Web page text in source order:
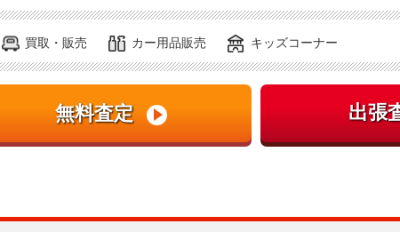
買取・販売 カー用品販売 キッズコーナー